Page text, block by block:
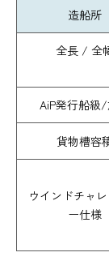
造船所
全長 / 全
AiP発行船級
貨物槽容
ウインドチャ
ー仕様